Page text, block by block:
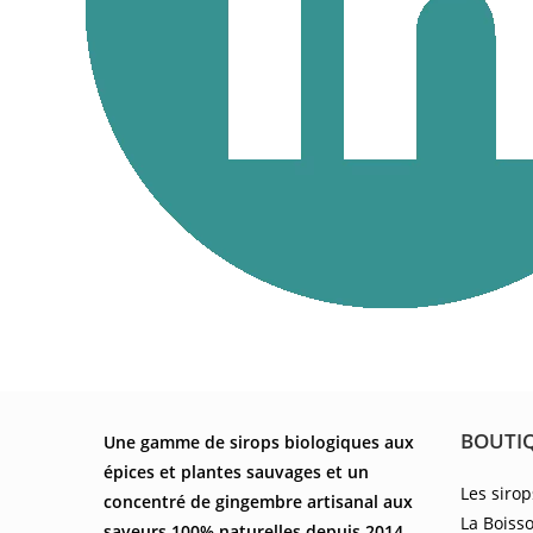
Une gamme de sirops biologiques aux
épices et plantes sauvages et un
concentré de gingembre artisanal aux
Les
La